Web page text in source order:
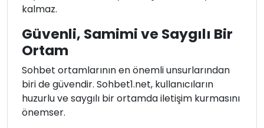
kalmaz.
Güvenli, Samimi ve Saygılı Bir
Ortam
Sohbet ortamlarının en önemli unsurlarından
biri de güvendir. Sohbet1.net, kullanıcıların
huzurlu ve saygılı bir ortamda iletişim kurmasını
önemser.